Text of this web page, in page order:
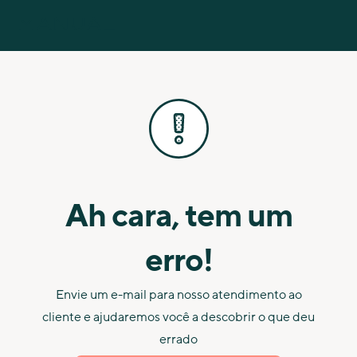
Ah cara, tem um
erro!
Envie um e-mail para nosso atendimento ao
cliente e ajudaremos você a descobrir o que deu
errado